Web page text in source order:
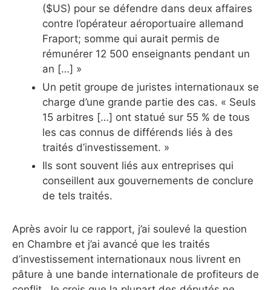
($US) pour se défendre dans deux affaires
contre l’opérateur aéroportuaire allemand
Fraport; somme qui aurait permis de
rémunérer 12 500 enseignants pendant un
an […] »
Un petit groupe de juristes internationaux se
charge d’une grande partie des cas. « Seuls
15 arbitres […] ont statué sur 55 % de tous
les cas connus de différends liés à des
traités d’investissement. »
Ils sont souvent liés aux entreprises qui
conseillent aux gouvernements de conclure
de tels traités.
Après avoir lu ce rapport, j’ai soulevé la question
en Chambre et j’ai avancé que les traités
d’investissement internationaux nous livrent en
pâture à une bande internationale de profiteurs de